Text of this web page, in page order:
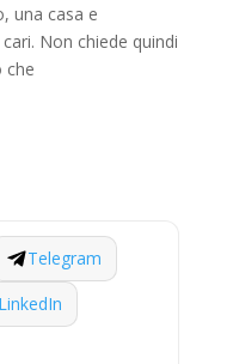
una casa e
Non chiede quindi
che
Telegram
LinkedIn